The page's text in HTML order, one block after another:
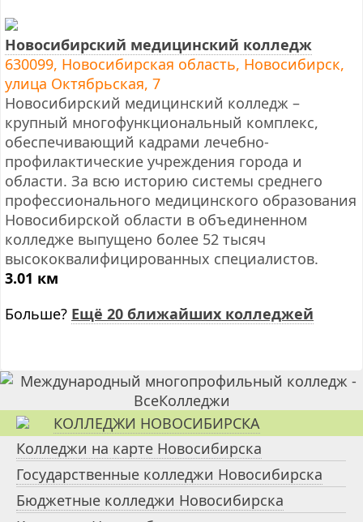
Новосибирский медицинский колледж
630099, Новосибирская область, Новосибирск,
улица Октябрьская, 7
Новосибирский медицинский колледж –
крупный многофункциональный комплекс,
обеспечивающий кадрами лечебно-
профилактические учреждения города и
области. За всю историю системы среднего
профессионального медицинского образования
Новосибирской области в объединенном
колледже выпущено более 52 тысяч
высококвалифицированных специалистов.
3.01 км
Больше? Ещё 20 ближайших колледжей
КОЛЛЕДЖИ НОВОСИБИРСКА
Колледжи на карте Новосибирска
Государственные колледжи Новосибирска
Бюджетные колледжи Новосибирска